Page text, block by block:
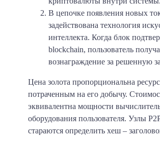
В цепочке появления новых
задействована технология
интеллекта. Когда блок
blockchain, пользователь
вознаграждение за решенную
Цена золота пропорциональна
потраченным на его добычу.
эквивалентна мощности
оборудования пользователя. Узлы
стараются определить хеш –